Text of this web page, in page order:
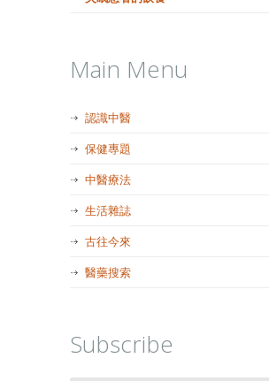
Main Menu
認識中醫
保健專題
中醫療法
生活雜誌
古往今來
醫藥搜索
Subscribe